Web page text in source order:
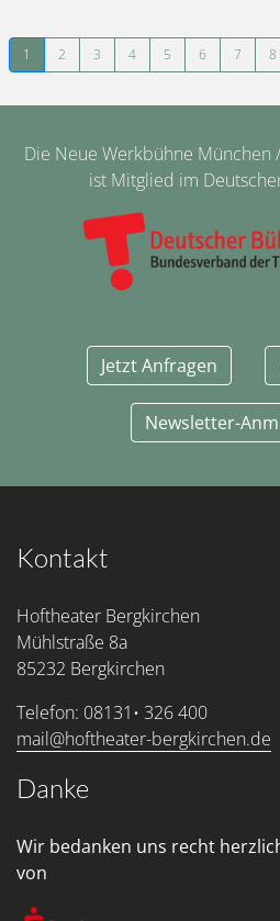
Seitennummerierung
1 2 3 4 5 6 7 8
Die Neue Werkbühne
ist Mitglied im
Jetzt Anfragen
Newsletter-
Kontakt
Hoftheater Bergkirchen
Mühlstraße 8a
85232 Bergkirchen
Telefon: 08131• 326 400
mail@hoftheater-bergkirchen.de
Danke
Wir bedanken uns recht
von